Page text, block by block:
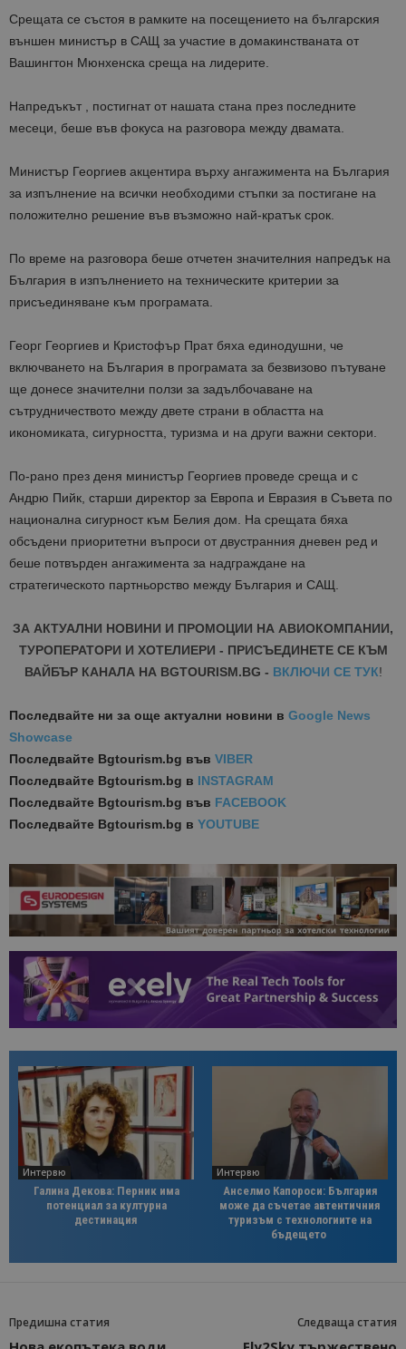
Срещата се състоя в рамките на посещението на българския
външен министър в САЩ за участие в домакинстваната от
Вашингтон Мюнхенска среща на лидерите.
Напредъкът , постигнат от нашата стана през последните
месеци, беше във фокуса на разговора между двамата.
Министър Георгиев акцентира върху ангажимента на България
за изпълнение на всички необходими стъпки за постигане на
положително решение във възможно най-кратък срок.
По време на разговора беше отчетен значителния напредък на
България в изпълнението на техническите критерии за
присъединяване към програмата.
Георг Георгиев и Кристофър Прат бяха единодушни, че
включването на България в програмата за безвизово пътуване
ще донесе значителни ползи за задълбочаване на
сътрудничеството между двете страни в областта на
икономиката, сигурността, туризма и на други важни сектори.
По-рано през деня министър Георгиев проведе среща и с
Андрю Пийк, старши директор за Европа и Евразия в Съвета по
национална сигурност към Белия дом. На срещата бяха
обсъдени приоритетни въпроси от двустранния дневен ред и
беше потвърден ангажимента за надграждане на
стратегическото партньорство между България и САЩ.
ЗА АКТУАЛНИ НОВИНИ И ПРОМОЦИИ НА АВИОКОМПАНИИ,
ТУРОПЕРАТОРИ И ХОТЕЛИЕРИ - ПРИСЪЕДИНЕТЕ СЕ КЪМ
ВАЙБЪР КАНАЛА НА BGTOURISM.BG - ВКЛЮЧИ СЕ ТУК!
Последвайте ни за още актуални новини в Google News
Showcase
Последвайте Bgtourism.bg във VIBER
Последвайте Bgtourism.bg в INSTAGRAM
Последвайте Bgtourism.bg във FACEBOOK
Последвайте Bgtourism.bg в YOUTUBE
Интервю
Галина Декова: Перник има
потенциал за културна
дестинация
Интервю
Анселмо Капороси: България
може да съчетае автентичния
туризъм с технологиите на
бъдещето
Предишна статия Следваща статия